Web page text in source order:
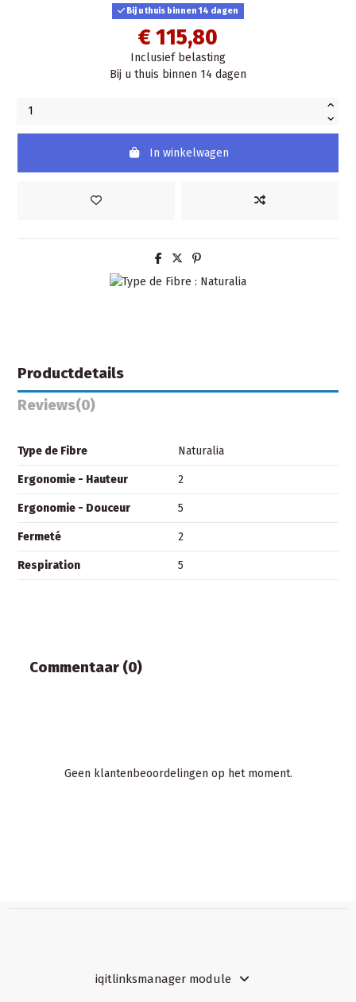
Bij u thuis binnen 14 dagen
€ 115,80
Inclusief belasting
Bij u thuis binnen 14 dagen
In winkelwagen
Productdetails
Reviews(0)
Type de Fibre Naturalia
Ergonomie - Hauteur 2
Ergonomie - Douceur 5
Fermeté 2
Respiration 5
Commentaar (0)
Geen klantenbeoordelingen op het moment.
iqitlinksmanager module